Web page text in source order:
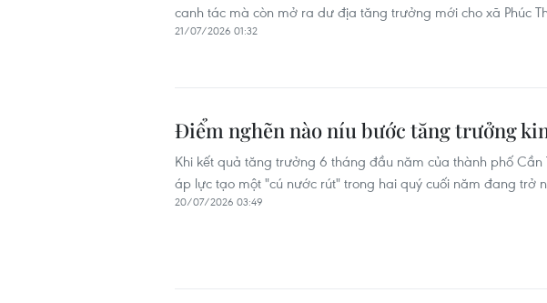
canh tác mà còn mở ra dư địa tăng trưởng mới cho xã Phúc
21/07/2026 01:32
Điểm nghẽn nào níu bước tăng trưởng
Khi kết quả tăng trưởng 6 tháng đầu năm của thành phố
áp lực tạo một "cú nước rút" trong hai quý cuối năm đang trở
20/07/2026 03:49